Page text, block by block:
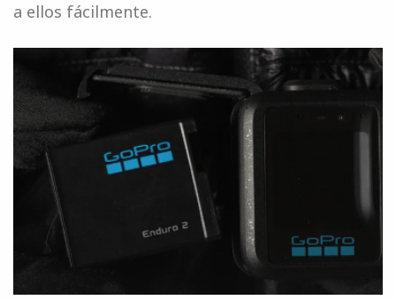
a ellos fácilmente.